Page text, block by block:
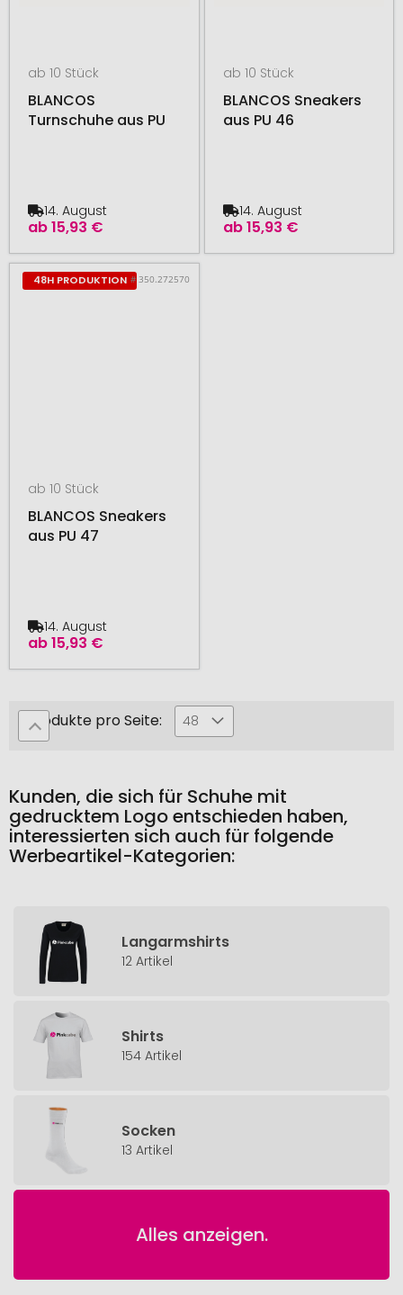
ab 10 Stück
BLANCOS
Turnschuhe aus PU
ab15,93 €
14. August
ab 10 Stück
BLANCOS Sneakers
aus PU 46
ab15,93 €
14. August
48H PRODUKTION # 350.272570
ab 10 Stück
BLANCOS Sneakers
aus PU 47
ab15,93 €
14. August
Produkte pro Seite: 48
Kunden, die sich für Schuhe mit
gedrucktem Logo entschieden haben,
interessierten sich auch für folgende
Werbeartikel-Kategorien:
Langarmshirts
12 Artikel
Shirts
154 Artikel
Socken
13 Artikel
Alles anzeigen.